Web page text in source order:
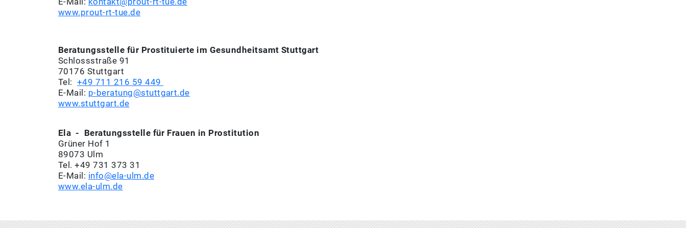
www.prout-rt-tue.de
Beratungsstelle für Prostituierte im Gesundheitsamt Stuttgart
Schlossstraße 91
70176 Stuttgart
Tel: +49 711 216 59 449
E-Mail: p-beratung@stuttgart.de
www.stuttgart.de
Ela - Beratungsstelle für Frauen in Prostitution
Grüner Hof 1
89073 Ulm
Tel. +49 731 373 31
E-Mail: info@ela-ulm.de
www.ela-ulm.de